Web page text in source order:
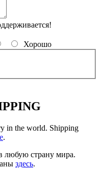
Хорошо
in the world. Shipping
.
любую страну мира.
здесь.